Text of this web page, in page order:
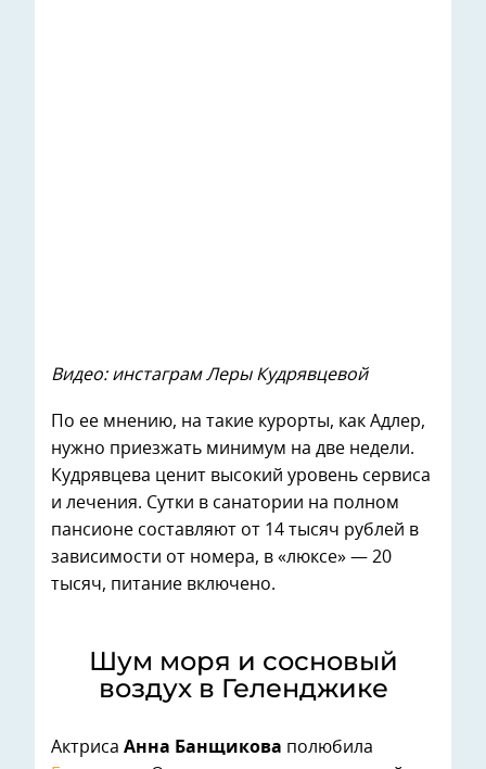
Видео: инстаграм Леры Кудрявцевой
По ее мнению, на такие курорты, как Адлер,
нужно приезжать минимум на две недели.
Кудрявцева ценит высокий уровень сервиса
и лечения. Сутки в санатории на полном
пансионе составляют от 14 тысяч рублей в
зависимости от номера, в «люксе» — 20
тысяч, питание включено.
Шум моря и сосновый
воздух в Геленджике
Актриса Анна Банщикова полюбила